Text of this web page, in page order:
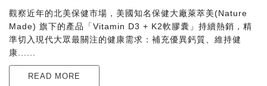
觀察近年的北美保健市場，美國知名保健大廠萊萃美(Nature
Made) 旗下的產品「Vitamin D3 + K2軟膠囊」持續熱銷，精
準切入現代大眾最關注的健康需求：補充優異鈣質、維持健
康......
READ MORE